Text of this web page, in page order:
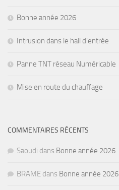
Bonne année 2026
Intrusion dans le hall d’entrée
Panne TNT réseau Numéricable
Mise en route du chauffage
COMMENTAIRES RÉCENTS
Saoudi dans Bonne année 2026
BRAME dans Bonne année 2026